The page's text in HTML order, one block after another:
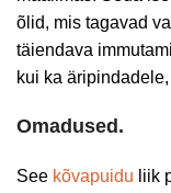
õlid, mis tagavad
täiendava
kui ka
Omadused.
See kõvapuidu liik